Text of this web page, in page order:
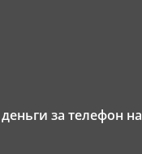
за телефон на